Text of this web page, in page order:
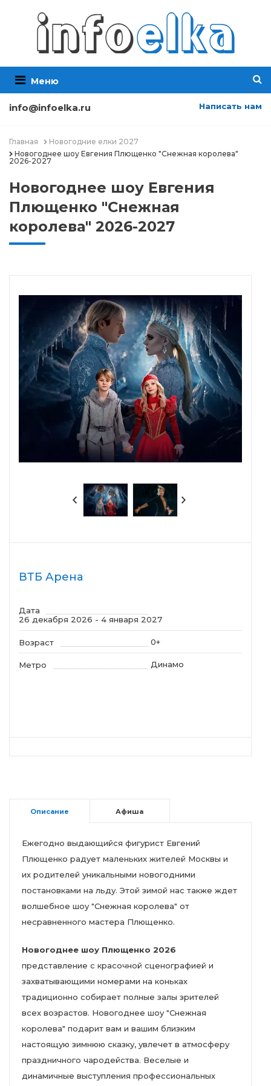
Меню
info@infoelka.ru Написать нам
Главная
Новогодние елки 2027
Новогоднее шоу Евгения Плющенко "Снежная королева"
2026-2027
Новогоднее шоу Евгения
Плющенко "Снежная
королева" 2026-2027
ВТБ Арена
Дата
26 декабря 2026 - 4 января 2027
Возраст 0+
Метро Динамо
Описание Афиша
Ежегодно выдающийся фигурист Евгений
Плющенко радует маленьких жителей Москвы и
их родителей уникальными новогодними
постановками на льду. Этой зимой нас также ждет
волшебное шоу "Снежная королева" от
несравненного мастера Плющенко.
Новогоднее шоу Плющенко 2026
представление с красочной сценографией и
захватывающими номерами на коньках
традиционно собирает полные залы зрителей
всех возрастов. Новогоднее шоу "Снежная
королева" подарит вам и вашим близким
настоящую зимнюю сказку, увлечет в атмосферу
праздничного чародейства. Веселые и
динамичные выступления профессиональных